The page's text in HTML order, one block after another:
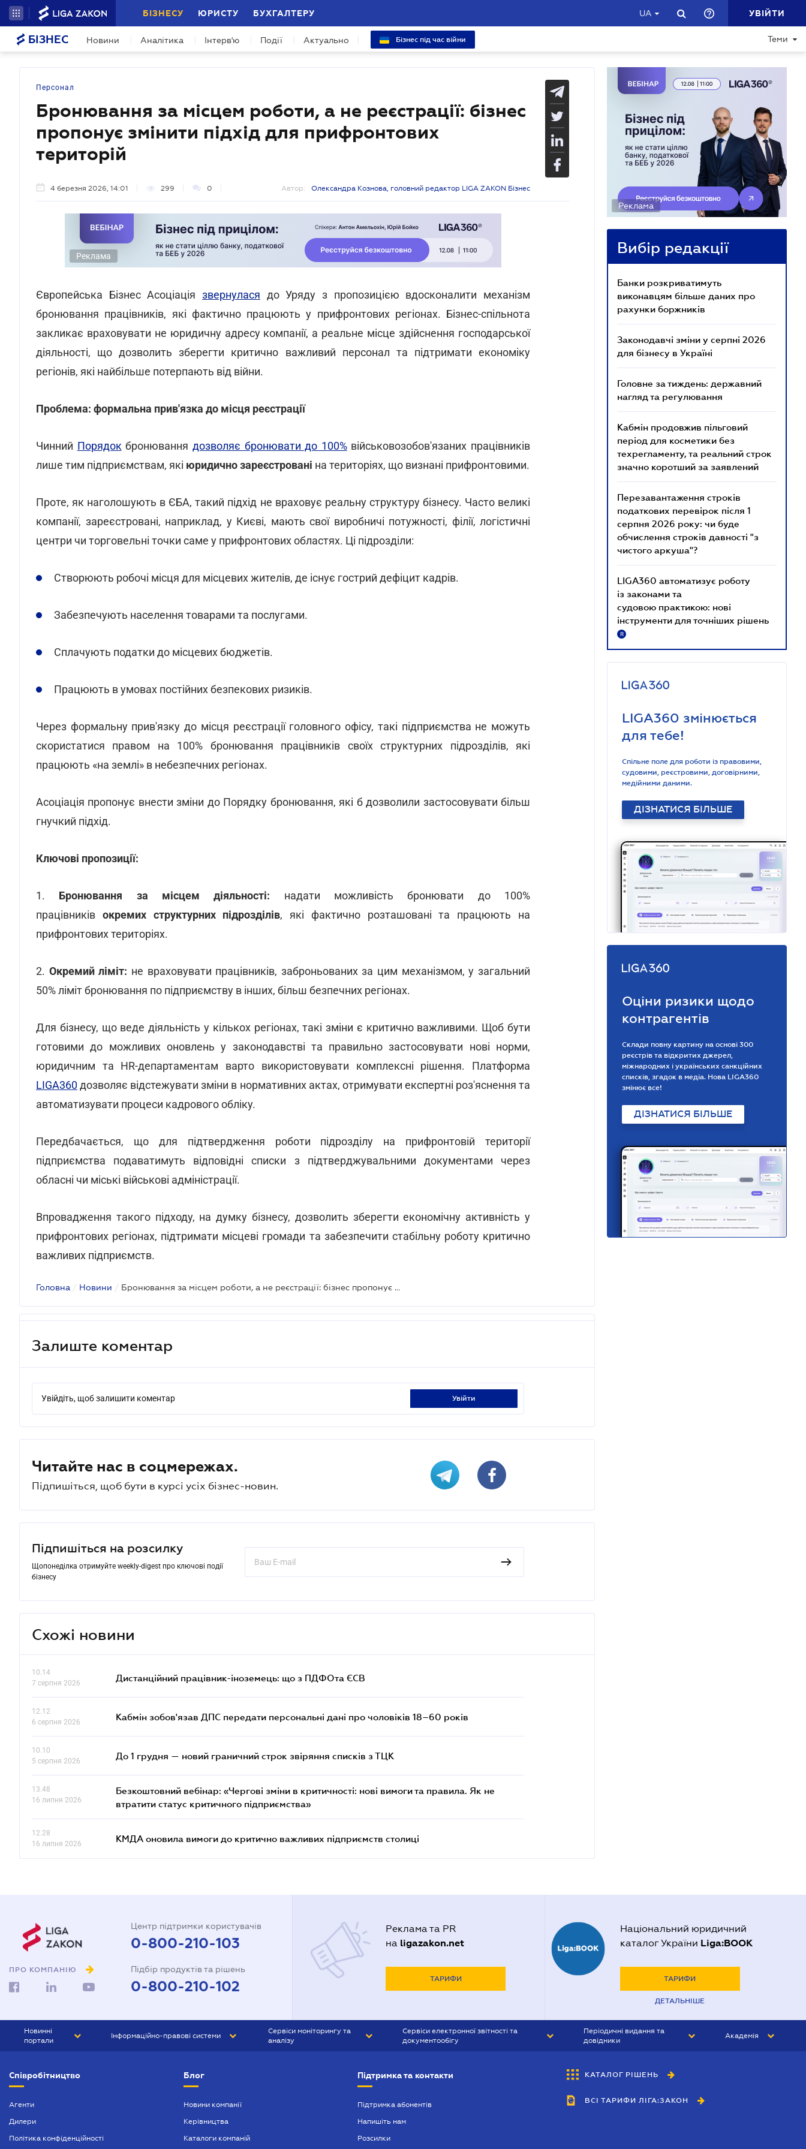
БІЗНЕСУ ЮРИСТУ БУХГАЛТЕРУ UA УВІЙТИ
БІЗНЕС Новини Аналітика Інтерв'ю Події Актуально Бізнес під час війни Теми
Персонал
Бронювання за місцем роботи, а не реєстрації: бізнес
пропонує змінити підхід для прифронтових
територій
4 березня 2026, 14:01 299 0 Автор: Олександра Кознова, головний редактор LIGA ZAKON Бізнес
Реклама
Європейська Бізнес Асоціація звернулася до Уряду з пропозицією вдосконалити механізм
бронювання працівників, які фактично працюють у прифронтових регіонах. Бізнес-спільнота
закликає враховувати не юридичну адресу компанії, а реальне місце здійснення господарської
діяльності, що дозволить зберегти критично важливий персонал та підтримати економіку
регіонів, які найбільше потерпають від війни.
Проблема: формальна прив'язка до місця реєстрації
Чинний Порядок бронювання дозволяє бронювати до 100%військовозобов'язаних працівників
лише тим підприємствам, які юридично зареєстровані на територіях, що визнані прифронтовими.
Проте, як наголошують в ЄБА, такий підхід не враховує реальну структуру бізнесу. Часто великі
компанії, зареєстровані, наприклад, у Києві, мають свої виробничі потужності, філії, логістичні
центри чи торговельні точки саме у прифронтових областях. Ці підрозділи:
Створюють робочі місця для місцевих жителів, де існує гострий дефіцит кадрів.
Забезпечують населення товарами та послугами.
Сплачують податки до місцевих бюджетів.
Працюють в умовах постійних безпекових ризиків.
Через формальну прив'язку до місця реєстрації головного офісу, такі підприємства не можуть
скористатися правом на 100% бронювання працівників своїх структурних підрозділів, які
працюють «на землі» в небезпечних регіонах.
Асоціація пропонує внести зміни до Порядку бронювання, які б дозволили застосовувати більш
гнучкий підхід.
Ключові пропозиції:
1. Бронювання за місцем діяльності: надати можливість бронювати до 100%
працівників окремих структурних підрозділів, які фактично розташовані та працюють на
прифронтових територіях.
2. Окремий ліміт: не враховувати працівників, заброньованих за цим механізмом, у загальний
50% ліміт бронювання по підприємству в інших, більш безпечних регіонах.
Для бізнесу, що веде діяльність у кількох регіонах, такі зміни є критично важливими. Щоб бути
готовими до можливих оновлень у законодавстві та правильно застосовувати нові норми,
юридичним та HR-департаментам варто використовувати комплексні рішення. Платформа
LIGA360дозволяє відстежувати зміни в нормативних актах, отримувати експертні роз'яснення та
автоматизувати процеси кадрового обліку.
Передбачається, що для підтвердження роботи підрозділу на прифронтовій території
підприємства подаватимуть відповідні списки з підтверджувальними документами через
обласні чи міські військові адміністрації.
Впровадження такого підходу, на думку бізнесу, дозволить зберегти економічну активність у
прифронтових регіонах, підтримати місцеві громади та забезпечити стабільну роботу критично
важливих підприємств.
Головна / Новини / Бронювання за місцем роботи, а не реєстрації: бізнес пропонує змінити підхід для прифронтових територій
Залиште коментар
Увійдіть, щоб залишити коментар увійти
Читайте нас в соцмережах.
Підпишіться, щоб бути в курсі усіх бізнес-новин.
Підпишіться на розсилку
Щопонеділка отримуйте weekly-digest про ключові події
бізнесу
Схожі новини
10.14
7 серпня 2026
Дистанційний працівник-іноземець: що з ПДФОта ЄСВ
12.12
6 серпня 2026
Кабмін зобов'язав ДПС передати персональні дані про чоловіків 18–60 років
10.10
5 серпня 2026
До 1 грудня — новий граничний строк звіряння списків з ТЦК
13.48
16 липня 2026
Безкоштовний вебінар: «Чергові зміни в критичності: нові вимоги та правила. Як не
втратити статус критичного підприємства»
12.28
16 липня 2026
КМДА оновила вимоги до критично важливих підприємств столиці
Реклама
Вибір редакції
Банки розкриватимуть
виконавцям більше даних про
рахунки боржників
Законодавчі зміни у серпні 2026
для бізнесу в Україні
Головне за тиждень: державний
нагляд та регулювання
Кабмін продовжив пільговий
період для косметики без
техрегламенту, та реальний строк
значно коротший за заявлений
Перезавантаження строків
податкових перевірок після 1
серпня 2026 року: чи буде
обчислення строків давності "з
чистого аркуша"?
LIGA360 автоматизує роботу
із законами та
судовою практикою: нові
інструменти для точніших рішень
R
LIGA360 змінюється
для тебе!
Спільне поле для роботи із правовими,
судовими, реєстровими, договірними,
медійними даними.
ДІЗНАТИСЯ БІЛЬШЕ
Оціни ризики щодо
контрагентів
Склади повну картину на основі 300
реєстрів та відкритих джерел,
міжнародних і українських санкційних
списків, згадок в медіа. Нова LIGA360
змінює все!
ДІЗНАТИСЯ БІЛЬШЕ
ПРО КОМПАНІЮ
Центр підтримки користувачів
0-800-210-103
Підбір продуктів та рішень
0-800-210-102
Реклама та PR
на ligazakon.net
ТАРИФИ
Національний юридичний
каталог України Liga:BOOK
ТАРИФИ
ДЕТАЛЬНІШЕ
Новинні
портали
БІЗНЕС
Інформаційно-правові системи
БУХГАЛТЕР ПРОФ
Сервіси моніторингу та
аналізу
Сервіси електронної звітності та
документообігу
Періодичні видання та
довідники
БУХГАЛТЕР&ЗАКОН
ВІСНИК МСФЗ
Академія
Співробітництво
Агенти
Дилери
Політика конфіденційності
Блог
Новини компанії
Керівництва
Каталоги компаній
Підтримка та контакти
Підтримка абонентів
Напишіть нам
Розсилки
КАТАЛОГ РІШЕНЬ
ВСІ ТАРИФИ ЛІГА:ЗАКОН